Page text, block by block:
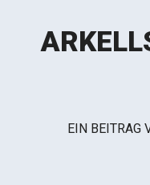
EIN BEITRAG